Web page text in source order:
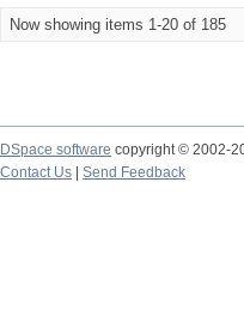
Now showing items 1-20 of 185
DSpace software copyright © 2002-
Contact Us
Send Feedback